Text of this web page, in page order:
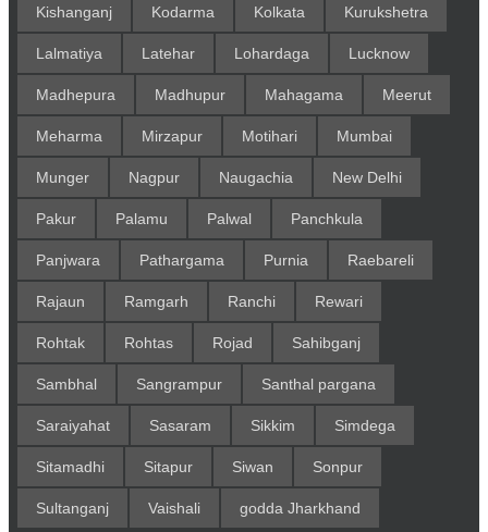
Kishanganj Kodarma Kolkata Kurukshetra
Lalmatiya Latehar Lohardaga Lucknow
Madhepura Madhupur Mahagama Meerut
Meharma Mirzapur Motihari Mumbai
Munger Nagpur Naugachia New Delhi
Pakur Palamu Palwal Panchkula
Panjwara Pathargama Purnia Raebareli
Rajaun Ramgarh Ranchi Rewari
Rohtak Rohtas Rojad Sahibganj
Sambhal Sangrampur Santhal pargana
Saraiyahat Sasaram Sikkim Simdega
Sitamadhi Sitapur Siwan Sonpur
Sultanganj Vaishali godda Jharkhand